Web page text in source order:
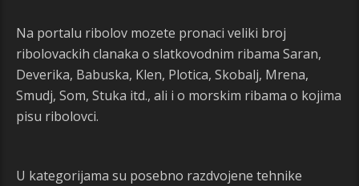
Na portalu ribolov mozete pronaci veliki broj
ribolovackih clanaka o slatkovodnim ribama Saran,
Deverika, Babuska, Klen, Plotica, Skobalj, Mrena,
Smudj, Som, Stuka itd., ali i o morskim ribama o kojima
pisu ribolovci.
U kategorijama su posebno razdvojene tehnike